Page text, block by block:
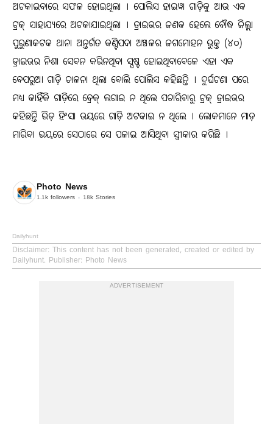
ଅଟକାଇବାରେ ସଫଳ ହୋଇଥିଲା । ପୋଲିସ ହାଇୱା ଗାଡ଼ିକୁ ଆଉ ଏକ
ଟ୍ରକ୍ ସାହାଯ୍ୟରେ ଅଟକାଯାଇଥିଲା । ଡ୍ରାଇଭର ଜଣକ ହେଲେ ବୌଦ୍ଧ ଜିଲ୍ଲା
ପୁରୁଣାକଟକ ଥାନା ଅନ୍ତର୍ଗତ କଣ୍ଟିପଦା ଅଞ୍ଚଳର ଜଗମୋହନ ଭୁକ୍ତ (୪୦)
ଡ୍ରାଇଭର ନିଶା ସେବନ କରିନଥିବା ସ୍ପଷ୍ଟ ହୋଇଥିବାବେଳେ ଏହା ଏକ
ବେପରୁଆ ଗାଡ଼ି ଚାଳନା ଥିଲା ବୋଲି ପୋଲିସ କହିଛନ୍ତି । ଦୁର୍ଘଟଣା ପରେ
ମଧ୍ୟ କାହିଁକି ଗାଡ଼ିରେ ବ୍ରେକ୍ ଲଗାଇ ନ ଥିଲେ ପଚାରିବାରୁ ଟ୍ରକ୍ ଡ୍ରାଇଭର
କହିଛନ୍ତି ଭିଡ଼ ହିଂସା ଭୟରେ ଗାଡ଼ି ଅଟକାଇ ନ ଥିଲେ । ଲୋକମାନେ ମାଡ଼
ମାରିବା ଭୟରେ ସେଠାରେ ସେ ପଳାଇ ଆସିଥିବା ସ୍ୱୀକାର କରିଛି ।
Photo News
1.1k followers 18k Stories
Dailyhunt
Disclaimer: This content has not been generated, created or edited by
Dailyhunt. Publisher: Photo News
ADVERTISEMENT